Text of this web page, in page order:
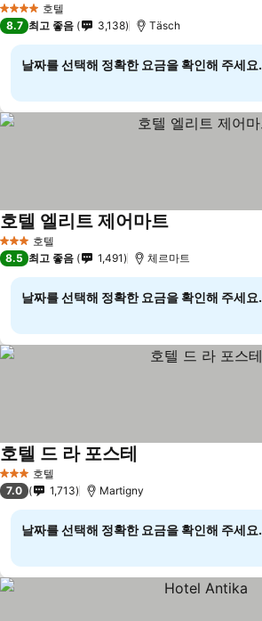
4 성급 호텔
8.7 최고 좋음 3,138 Täsch
날짜를 선택해 정확한 요금을 확인해 주세요.
3 성급 호텔
호텔 엘리트 제어마트요금 보기
8.5 최고 좋음 1,491 체르마트
날짜를 선택해 정확한 요금을 확인해 주세요.
3 성급 호텔
호텔 드 라 포스테
7.0 1,713 Martigny
날짜를 선택해 정확한 요금을 확인해 주세요.